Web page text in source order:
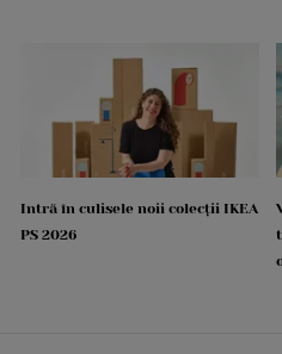
Intră în culisele noii colecții IKEA
PS 2026